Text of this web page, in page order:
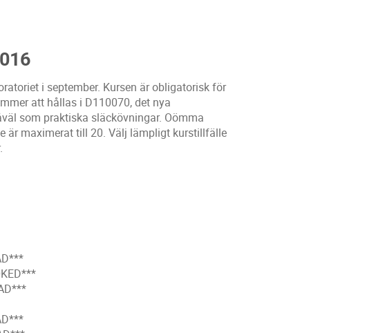
i september. Kursen är obligatorisk för
att hållas i D110070, det nya
som praktiska släckövningar. Oömma
är maximerat till 20. Välj lämpligt kurstillfälle